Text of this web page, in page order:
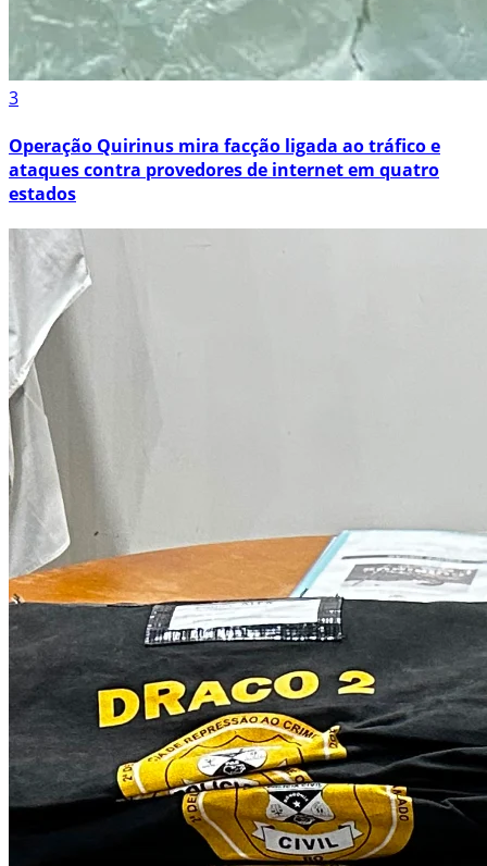
3
Operação Quirinus mira facção ligada ao tráfico e
ataques contra provedores de internet em quatro
estados